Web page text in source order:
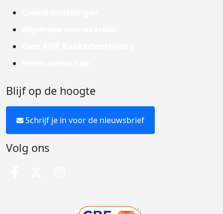
Blijf op de hoogte
Schrijf je in voor de nieuwsbrief
Volg ons